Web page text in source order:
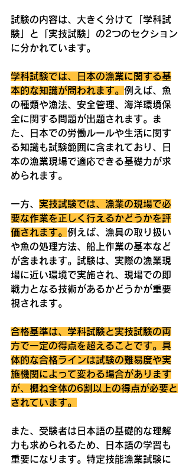
試験の内容は、大きく分けて「学科試
験」と「実技試験」の2つのセクション
に分かれています。
学科試験では、日本の漁業に関する基
本的な知識が問われます。 例えば、魚
の種類や漁法、安全管理、海洋環境保
全に関する問題が出題されます。ま
た、日本での労働ルールや生活に関す
る知識も試験範囲に含まれており、日
本の漁業現場で適応できる基礎力が求
められます。
一方、 実技試験では、漁業の現場で必
要な作業を正しく行えるかどうかを評
価されます。 例えば、漁具の取り扱い
や魚の処理方法、船上作業の基本など
が含まれます。試験は、実際の漁業現
場に近い環境で実施され、現場での即
戦力となる技術があるかどうかが重要
視されます。
合格基準は、学科試験と実技試験の両
方で一定の得点を超えることです。具
体的な合格ラインは試験の難易度や実
施機関によって変わる場合があります
が、概ね全体の6割以上の得点が必要と
されています。
また、受験者は日本語の基礎的な理解
力も求められるため、日本語の学習も
重要になります。特定技能漁業試験に